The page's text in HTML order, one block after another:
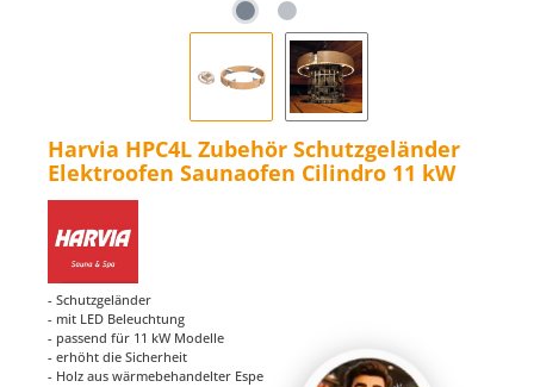
Harvia HPC4L Zubehör Schutzgeländer
Elektroofen Saunaofen Cilindro 11 kW
- Schutzgeländer
- mit LED Beleuchtung
- passend für 11 kW Modelle
- erhöht die Sicherheit
- Holz aus wärmebehandelter Espe